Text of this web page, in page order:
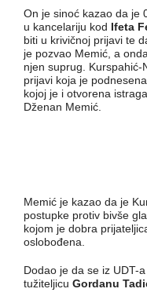
On je sinoć kazao da je
u kancelariju kod Ifeta
biti u krivičnoj prijavi te
je pozvao Memić, a
njen suprug. Kurspahić-
prijavi koja je
kojoj je i otvorena
Dženan Memić.
Memić je kazao da je
postupke protiv bivše
kojom je dobra
oslobođena.
Dodao je da se iz UDT-
tužiteljicu Gordanu